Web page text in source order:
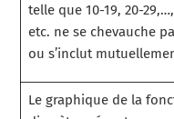
telle que 10-19, 20-29,…,
etc. ne se chevauche
ou s’inclut
Le graphique de la